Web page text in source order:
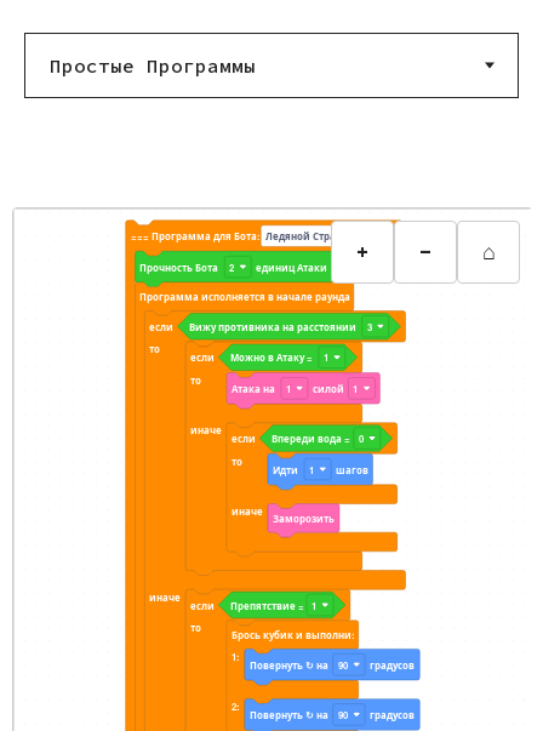
Вижу противника на расстоянии 3
Можно в Атаку = 1
Атака на 1 силой 1
Впереди вода = 0
Идти 1 шагов
Заморозить
если
то
иначе
если
то
иначе
Препятствие = 1
Повернуть ↻ на 90 градусов
Повернуть ↻ на 90 градусов
Брось кубик и выполни:
1:
2:
если
то
если
то
иначе
Программа исполняется в начале раунда
Прочность Бота 2 единиц Атаки
=== Программа для Бота: Ледяной Страж-Бот 1
+ - ⌂